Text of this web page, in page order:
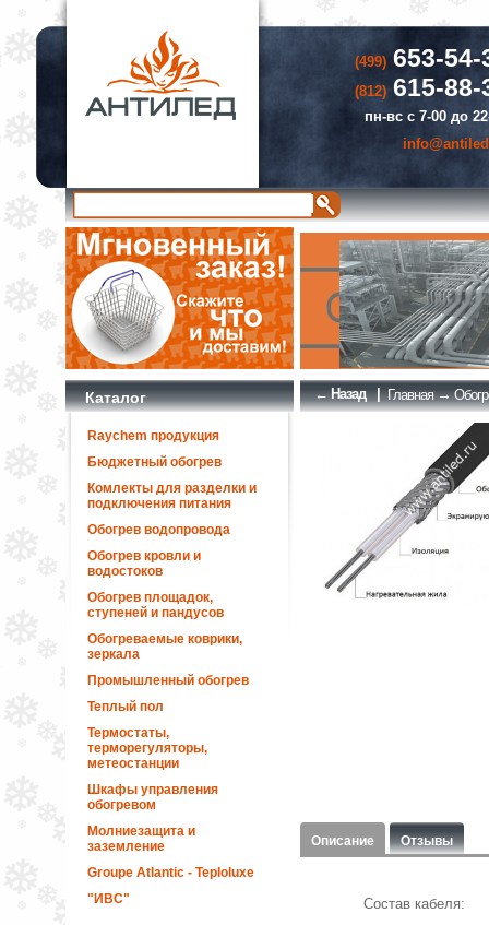
(499)653-54-
(812)615-88-
пн-вс с 7-00 до
Каталог
Raychem продукция
Бюджетный обогрев
Комлекты для разделки и
подключения питания
Обогрев водопровода
Обогрев кровли и
водостоков
Обогрев площадок,
ступеней и пандусов
Обогреваемые коврики,
зеркала
Промышленный обогрев
Теплый пол
Термостаты,
терморегуляторы,
метеостанции
Шкафы управления
обогревом
Молниезащита и
заземление
Groupe Atlantic - Teploluxe
"ИВС"
← Назад | Главная→
Описание Отзывы
Состав кабеля: